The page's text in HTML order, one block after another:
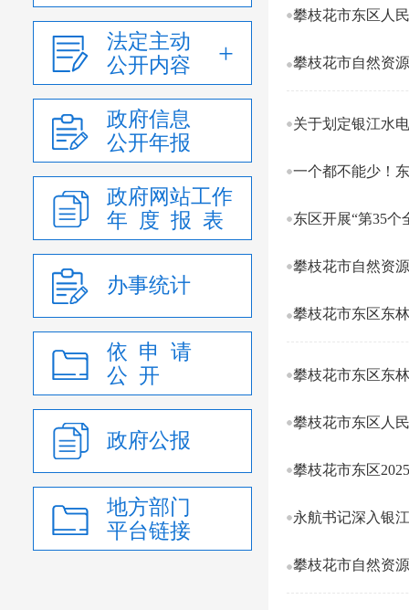
法定主动
公开内容
政府信息
公开年报
政府网站工作
年 度 报 表
办事统计
依 申 请
公 开
政府公报
地方部门
平台链接
攀枝花市东区人
关于划定银江水
一个都不能少！
东区开展“第35个
攀枝花市东区东
攀枝花市东区东
攀枝花市东区人
攀枝花市东区
永航书记深入银